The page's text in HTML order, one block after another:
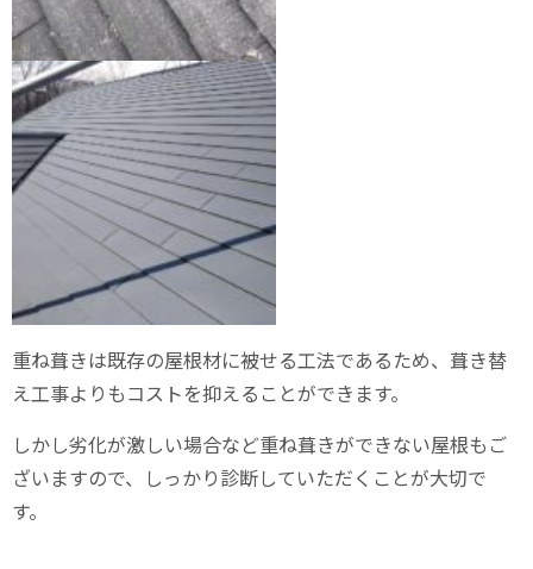
重ね葺きは既存の屋根材に被せる工法であるため、葺き替
え工事よりもコストを抑えることができます。
しかし劣化が激しい場合など重ね葺きができない屋根もご
ざいますので、しっかり診断していただくことが大切で
す。